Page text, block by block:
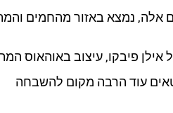
אלה, נמצא באזור מהחמים
אילן פיבקו, עיצוב באוהאוס
עוד הרבה מקום להשבחה